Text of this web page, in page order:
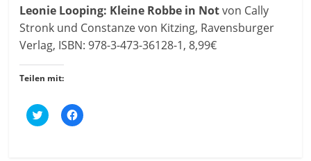
Leonie Looping: Kleine Robbe in Notvon Cally
Stronk und Constanze von Kitzing, Ravensburger
Verlag, ISBN: 978-3-473-36128-1, 8,99€
Teilen mit:
K
l
K
l